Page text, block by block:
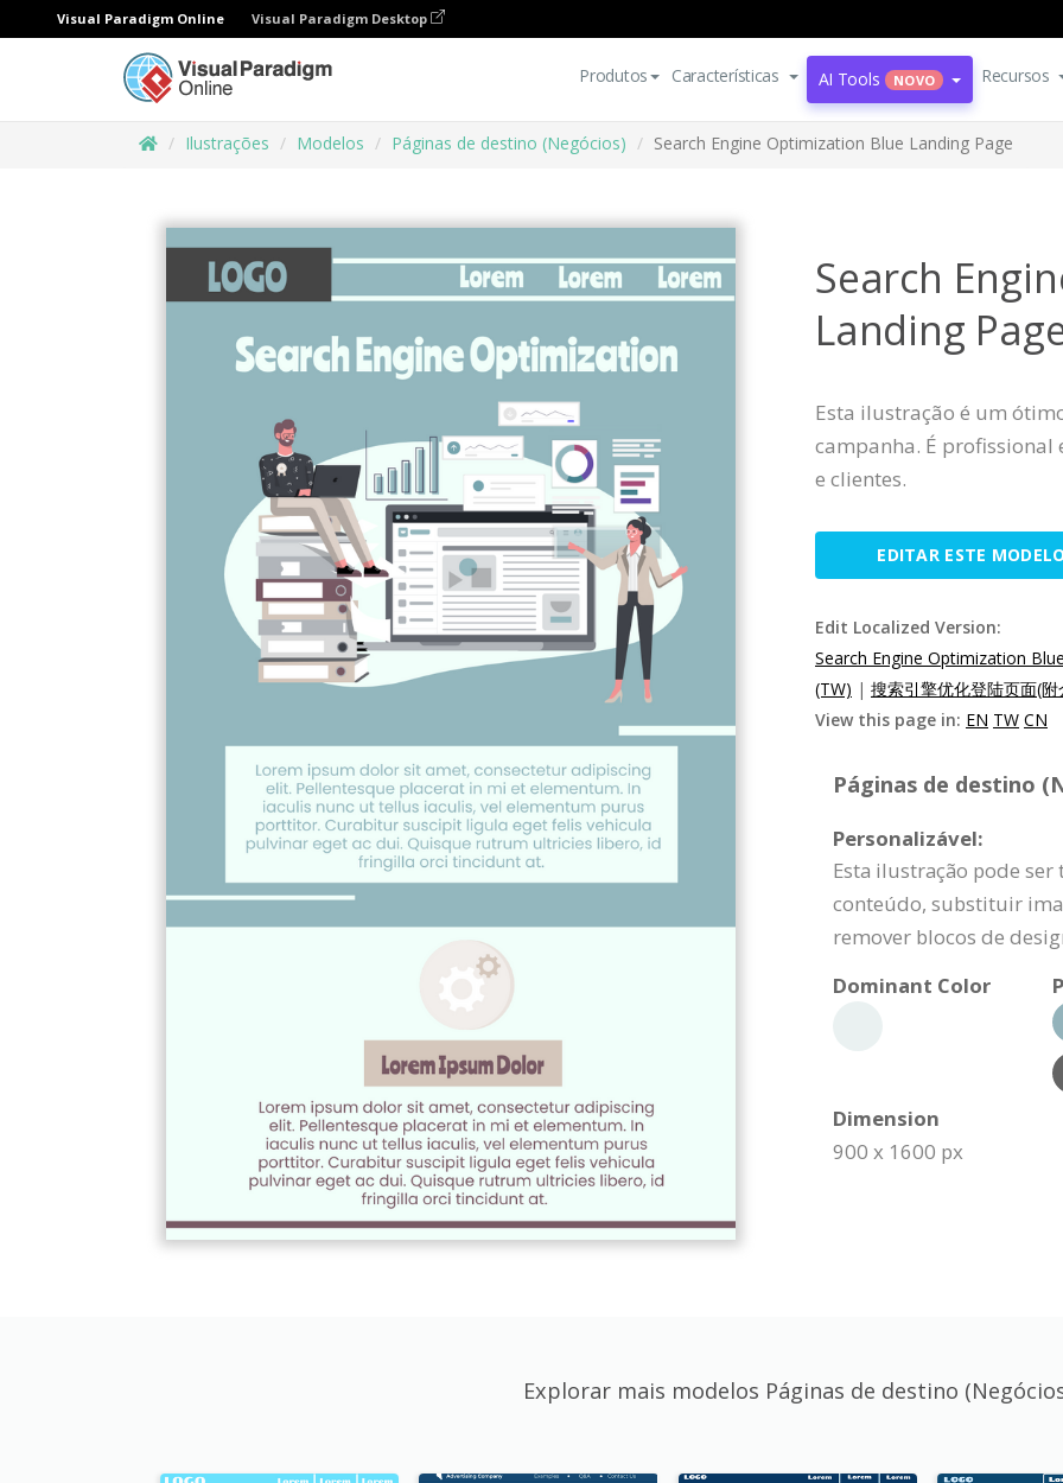
Visual Paradigm Online Visual Paradigm Desktop
Produtos Características AI Tools NOVO Recursos
Ilustrações Modelos Páginas de destino (Negócios) Search Engine Optimization Blue Landing Page
Search
Landing
Esta ilustração é um
campanha. É
e clientes.
EDITAR ESTE
Edit Localized Version:
Search Engine Optimization
(TW) | 搜索引擎优化登陆页面(
View this page in: EN TW CN
Páginas de destino
Personalizável:
Esta ilustração pode
conteúdo, substituir
remover blocos de
Dominant Color
Dimension
900 x 1600 px
Explorar mais modelos Páginas de destino